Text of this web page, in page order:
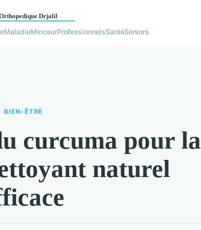
MaladieMinceurProfessionnelsSantéSeniors
BIEN-ÊTRE
curcuma pour la
naturel